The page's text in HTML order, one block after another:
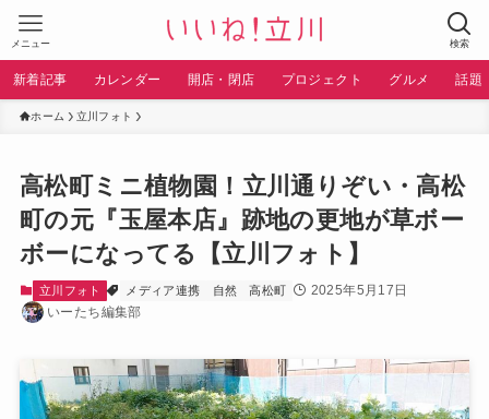
検索
メニュー
新着記事 カレンダー 開店・閉店 プロジェクト グルメ 話題
ホーム 立川フォト
高松町ミニ植物園！立川通りぞい・高松
町の元『玉屋本店』跡地の更地が草ボー
ボーになってる【立川フォト】
立川フォト メディア連携 自然 高松町
2025年5月17日
いーたち編集部